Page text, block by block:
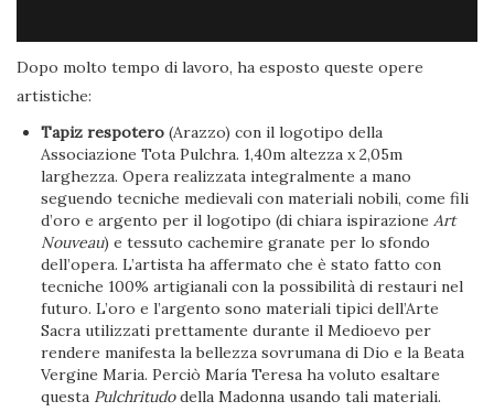
Dopo molto tempo di lavoro, ha esposto queste opere
artistiche:
Tapiz respotero (Arazzo) con il logotipo della
Associazione Tota Pulchra. 1,40m altezza x 2,05m
larghezza. Opera realizzata integralmente a mano
seguendo tecniche medievali con materiali nobili, come fili
d’oro e argento per il logotipo (di chiara ispirazioneArt
Nouveau) e tessuto cachemire granate per lo sfondo
dell’opera. L’artista ha affermato che è stato fatto con
tecniche 100% artigianali con la possibilità di restauri nel
futuro. L’oro e l’argento sono materiali tipici dell’Arte
Sacra utilizzati prettamente durante il Medioevo per
rendere manifesta la bellezza sovrumana di Dio e la Beata
Vergine Maria. Perciò María Teresa ha voluto esaltare
questa Pulchritudodella Madonna usando tali materiali.